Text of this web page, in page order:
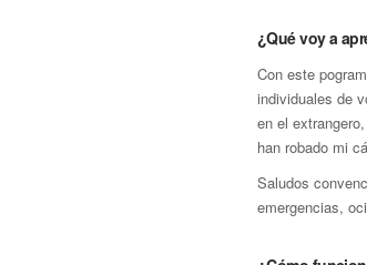
¿Qué voy a
Con este
individuales de
en el
han robado mi
Saludos
emergencias,